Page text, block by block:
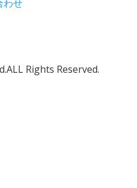
わせ
Rights Reserved.